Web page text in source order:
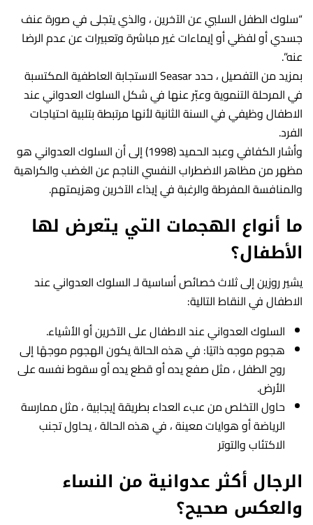
“سلوك الطفل السلبي عن الآخرين ، والذي يتجلى في صورة عنف
جسدي أو لفظي أو إيماءات غير مباشرة وتعبيرات عن عدم الرضا
عنه”.
بمزيد من التفصيل ، حدد Seasar الاستجابة العاطفية المكتسبة
في المرحلة التنموية وعبّر عنها في شكل السلوك العدواني عند
الاطفال وظيفي في السنة الثانية لأنها مرتبطة بتلبية احتياجات
الفرد.
وأشار الكفافي وعبد الحميد (1998) إلى أن السلوك العدواني هو
مظهر من مظاهر الاضطراب النفسي الناجم عن الغضب والكراهية
والمنافسة المفرطة والرغبة في إيذاء الآخرين وهزيمتهم.
ما أنواع الهجمات التي يتعرض لها
الأطفال؟
يشير روزين إلى ثلاث خصائص أساسية لـ السلوك العدواني عند
الاطفال في النقاط التالية:
السلوك العدواني عند الاطفال على الآخرين أو الأشياء.
هجوم موجه ذاتيًا: في هذه الحالة يكون الهجوم موجهًا إلى
روح الطفل ، مثل صفع يده أو قطع يده أو سقوط نفسه على
الأرض.
حاول التخلص من عبء العداء بطريقة إيجابية ، مثل ممارسة
الرياضة أو هوايات معينة ، في هذه الحالة ، يحاول تجنب
الاكتئاب والتوتر
الرجال أكثر عدوانية من النساء
والعكس صحيح؟